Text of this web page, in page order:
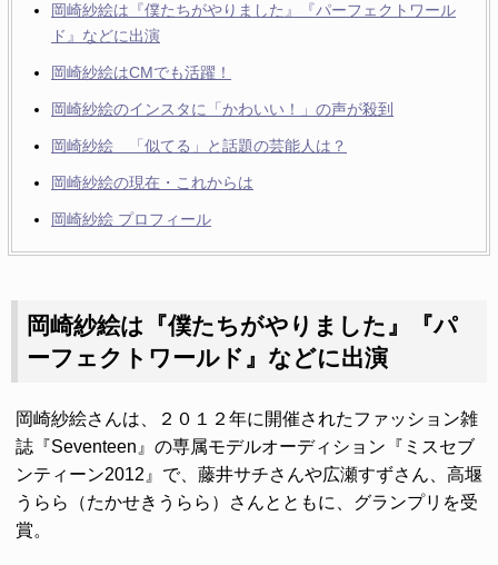
岡崎紗絵は『僕たちがやりました』『パーフェクトワール
ド』などに出演
岡崎紗絵はCMでも活躍！
岡崎紗絵のインスタに「かわいい！」の声が殺到
岡崎紗絵 「似てる」と話題の芸能人は？
岡崎紗絵の現在・これからは
岡崎紗絵 プロフィール
岡崎紗絵は『僕たちがやりました』『パ
ーフェクトワールド』などに出演
岡崎紗絵さんは、２０１２年に開催されたファッション雑
誌『Seventeen』の専属モデルオーディション『ミスセブ
ンティーン2012』で、藤井サチさんや広瀬すずさん、高堰
うらら（たかせきうらら）さんとともに、グランプリを受
賞。